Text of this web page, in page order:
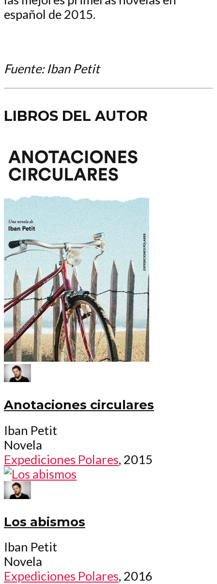
español de 2015.
Fuente: Iban Petit
LIBROS DEL AUTOR
Anotaciones circulares
Iban Petit
Novela
Expediciones Polares, 2015
Los abismos
Iban Petit
Novela
Expediciones Polares, 2016